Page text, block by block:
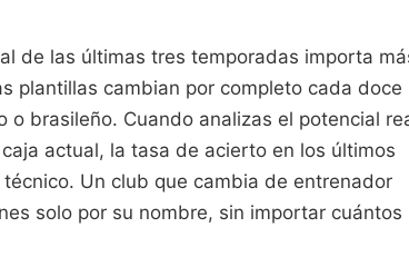
de las últimas tres temporadas importa
plantillas cambian por completo cada doce
brasileño. Cuando analizas el potencial
actual, la tasa de acierto en los últimos
Un club que cambia de entrenador
solo por su nombre, sin importar cuántos